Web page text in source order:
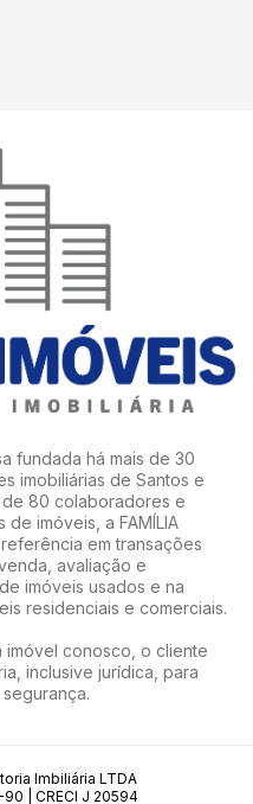
fundada há mais de 30
imobiliárias de Santos e
de 80 colaboradores e
imóveis, a FAMÍLIA
em transações
avaliação e
imóveis usados e na
residenciais e comerciais.
imóvel conosco, o cliente
inclusive jurídica, para
Imbiliária LTDA
| CRECI J 20594